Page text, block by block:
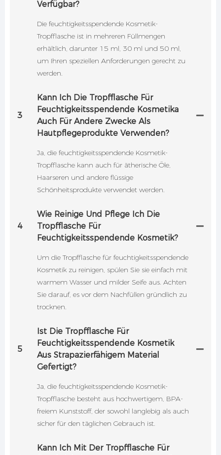
Verfügbar?
Die feuchtigkeitsspendende Kosmetik-
Tropfflasche ist in mehreren Füllmengen
erhältlich, darunter 15 ml, 30 ml und 50 ml,
um Ihren speziellen Anforderungen gerecht zu
werden.
3
Kann Ich Die Tropfflasche Für
Feuchtigkeitsspendende Kosmetika
Auch Für Andere Zwecke Als
Hautpflegeprodukte Verwenden?
Ja, die feuchtigkeitsspendende Kosmetik-
Tropfflasche kann auch für ätherische Öle,
Haarseren und andere flüssige
Schönheitsprodukte verwendet werden.
4
Wie Reinige Und Pflege Ich Die
Tropfflasche Für
Feuchtigkeitsspendende Kosmetik?
Um die Tropfflasche für feuchtigkeitsspendende
Kosmetik zu reinigen, spülen Sie sie einfach mit
warmem Wasser und milder Seife aus. Achten
Sie darauf, es vor dem Nachfüllen gründlich zu
trocknen.
5
Ist Die Tropfflasche Für
Feuchtigkeitsspendende Kosmetik
Aus Strapazierfähigem Material
Gefertigt?
Ja, die feuchtigkeitsspendende Kosmetik-
Tropfflasche besteht aus hochwertigem, BPA-
freiem Kunststoff, der sowohl langlebig als auch
sicher für den täglichen Gebrauch ist.
Kann Ich Mit Der Tropfflasche Für